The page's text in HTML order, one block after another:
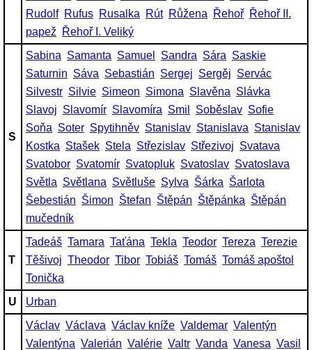
Rudolf Rufus Rusalka Rút Růžena Řehoř Řehoř II.
papež
Řehoř I. Veliký
S
Sabina Samanta Samuel Sandra Sára Saskie
Saturnin Sáva Sebastián Sergej Sergěj Servác
Silvestr Silvie Simeon Simona Slavěna Slávka
Slavoj Slavomír Slavomíra Smil Soběslav Sofie
Soňa Soter Spytihněv Stanislav Stanislava Stanislav
Kostka Stašek Stela Střezislav Střezivoj Svatava
Svatobor Svatomír Svatopluk Svatoslav Svatoslava
Světla Světlana Světluše Sylva Šárka Šarlota
Šebestián Šimon Štefan Štěpán Štěpánka Štěpán
mučedník
T
Tadeáš Tamara Taťána Tekla Teodor Tereza Terezie
Těšivoj Theodor Tibor Tobiáš Tomáš Tomáš apoštol
Tonička
U
Urban
Václav Václava Václav kníže Valdemar Valentýn
Valentýna Valerián Valérie Valtr Vanda Vanesa Vasil